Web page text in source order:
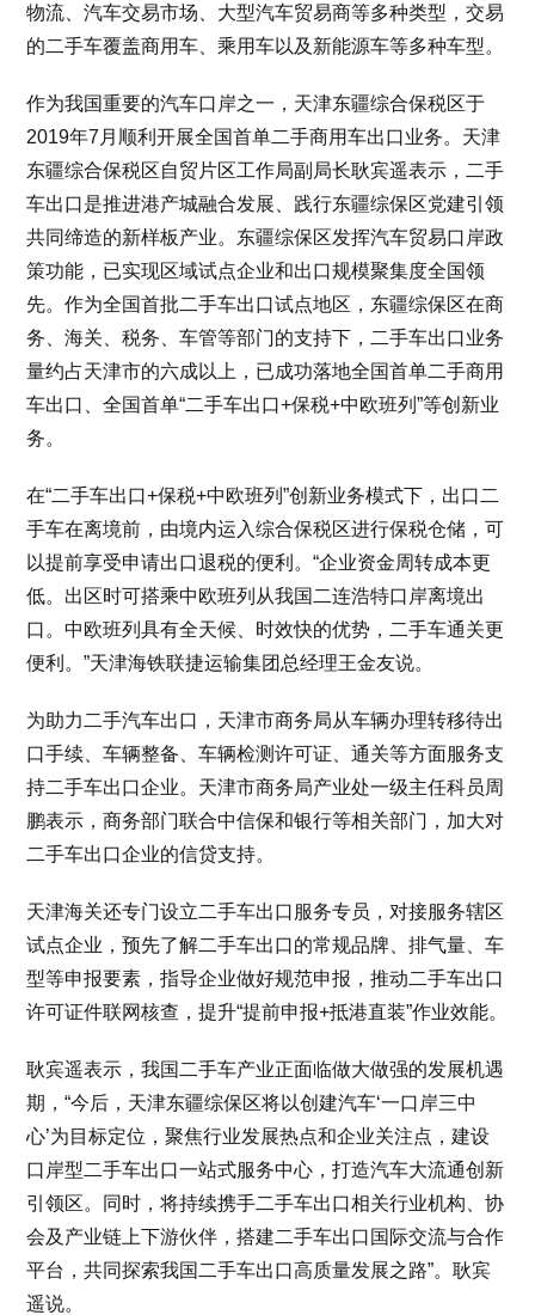
物流、汽车交易市场、大型汽车贸易商等多种类型，交易
的二手车覆盖商用车、乘用车以及新能源车等多种车型。
作为我国重要的汽车口岸之一，天津东疆综合保税区于
2019年7月顺利开展全国首单二手商用车出口业务。天津
东疆综合保税区自贸片区工作局副局长耿宾遥表示，二手
车出口是推进港产城融合发展、践行东疆综保区党建引领
共同缔造的新样板产业。东疆综保区发挥汽车贸易口岸政
策功能，已实现区域试点企业和出口规模聚集度全国领
先。作为全国首批二手车出口试点地区，东疆综保区在商
务、海关、税务、车管等部门的支持下，二手车出口业务
量约占天津市的六成以上，已成功落地全国首单二手商用
车出口、全国首单“二手车出口+保税+中欧班列”等创新业
务。
在“二手车出口+保税+中欧班列”创新业务模式下，出口二
手车在离境前，由境内运入综合保税区进行保税仓储，可
以提前享受申请出口退税的便利。“企业资金周转成本更
低。出区时可搭乘中欧班列从我国二连浩特口岸离境出
口。中欧班列具有全天候、时效快的优势，二手车通关更
便利。”天津海铁联捷运输集团总经理王金友说。
为助力二手汽车出口，天津市商务局从车辆办理转移待出
口手续、车辆整备、车辆检测许可证、通关等方面服务支
持二手车出口企业。天津市商务局产业处一级主任科员周
鹏表示，商务部门联合中信保和银行等相关部门，加大对
二手车出口企业的信贷支持。
天津海关还专门设立二手车出口服务专员，对接服务辖区
试点企业，预先了解二手车出口的常规品牌、排气量、车
型等申报要素，指导企业做好规范申报，推动二手车出口
许可证件联网核查，提升“提前申报+抵港直装”作业效能。
耿宾遥表示，我国二手车产业正面临做大做强的发展机遇
期，“今后，天津东疆综保区将以创建汽车‘一口岸三中
心’为目标定位，聚焦行业发展热点和企业关注点，建设
口岸型二手车出口一站式服务中心，打造汽车大流通创新
引领区。同时，将持续携手二手车出口相关行业机构、协
会及产业链上下游伙伴，搭建二手车出口国际交流与合作
平台，共同探索我国二手车出口高质量发展之路”。耿宾
遥说。